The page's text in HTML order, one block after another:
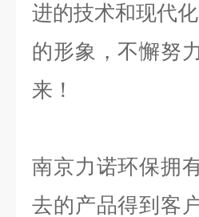
进的技术和现代
的形象，不懈努
来！
南京力诺环保拥
去的产品得到客